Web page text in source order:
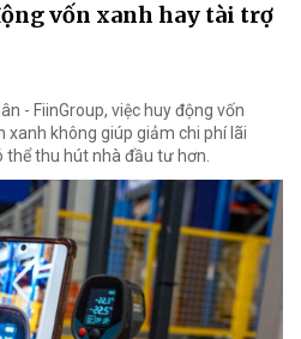
vốn xanh hay tài trợ
- FiinGroup, việc huy động vốn
xanh không giúp giảm chi phí lãi
thu hút nhà đầu tư hơn.